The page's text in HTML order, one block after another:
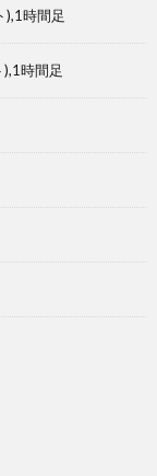
),1時間足
時間足